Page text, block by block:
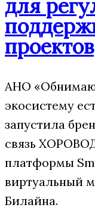
для
проектов
АНО «Обнимаю
экосистему
запустила
связь
платформы
виртуальный
Билайна.